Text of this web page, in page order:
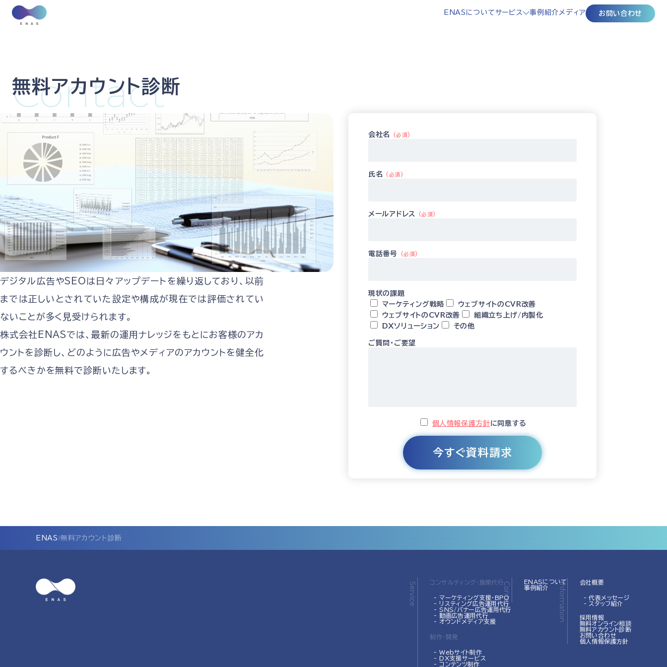
ENASについてサービス 事例紹介 メディア お問い合わせ
無料アカウント診断
Contact
デジタル広告やSEOは日々アップデートを繰り返しており、以前
までは正しいとされていた設定や構成が現在では評価されてい
ないことが多く見受けられます。
株式会社ENASでは、最新の運用ナレッジをもとにお客様のアカ
ウントを診断し、どのように広告やメディアのアカウントを健全化
するべきかを無料で診断いたします。
会社名 (必須)
氏名 (必須)
メールアドレス (必須)
電話番号 (必須)
現状の課題
マーケティング戦略
ウェブサイトのCVR改善
ウェブサイトのCVR改善
組織立ち上げ/内製化
DXソリューション
その他
ご質問･ご要望
個人情報保護方針に同意する
ENAS 無料アカウント診断
Service コンサルティング・施策代行
- マーケティング支援･BPO
- リスティング広告運用代行
- SNS/バナー広告運用代行
- 動画広告運用代行
- オウンドメディア支援
制作・開発
- Webサイト制作
- DX支援サービス
- コンテンツ制作
Contents
ENASについて
事例紹介
Information 会社概要
- 代表メッセージ
- スタッフ紹介
採用情報
無料オンライン相談
無料アカウント診断
お問い合わせ
個人情報保護方針